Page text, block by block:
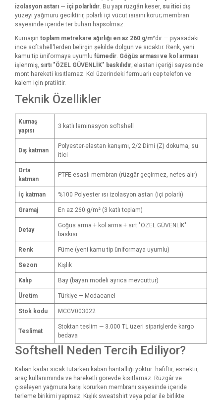
izolasyon astarı — içi polarlıdır. Bu yapı rüzgârı keser, su itici dış
yüzeyi yağmuru geciktirir, polarlı içi vücut ısısını korur; membran
sayesinde içeride ter buharı hapsolmaz.
Kumaşın toplam metrekare ağırlığı en az 260 g/m²dir — piyasadaki
ince softshell'lerden belirgin şekilde dolgun ve sıcaktır. Renk, yeni
kamu tip üniformaya uyumlu fümedir. Göğüs arması ve kol arması
işlenmiş, sırtı "ÖZEL GÜVENLİK" baskılıdır; elastan içeriği sayesinde
mont hareketi kısıtlamaz. Kol üzerindeki fermuarlı cep telefon ve
kalem için pratiktir.
Teknik Özellikler
Kumaş
yapısı
3 katlı laminasyon softshell
Dış katman
Polyester-elastan karışımı, 2/2 Dimi (Z) dokuma, su
itici
Orta
katman
PTFE esaslı membran (rüzgâr geçirmez, nefes alır)
İç katman %100 Polyester ısı izolasyon astarı (içi polarlı)
Gramaj En az 260 g/m² (3 katlı toplam)
Detay
Göğüs arma + kol arma + sırt "ÖZEL GÜVENLİK"
baskısı
Renk Füme (yeni kamu tip üniformaya uyumlu)
Sezon Kışlık
Kalıp Bay (bayan modeli ayrıca mevcuttur)
Üretim Türkiye — Modacanel
Stok kodu MCGV003022
Teslimat
Stoktan teslim — 3.000 TL üzeri siparişlerde kargo
bedava
Softshell Neden Tercih Ediliyor?
Kaban kadar sıcak tutarken kaban hantallığı yoktur: hafiftir, esnektir,
araç kullanımında ve hareketli görevde kısıtlamaz. Rüzgâr ve
çiseleyen yağmura karşı korurken membranı sayesinde içeride
terleme birikimi yapmaz. Kışlık sweatshirt veya polar ile birlikte